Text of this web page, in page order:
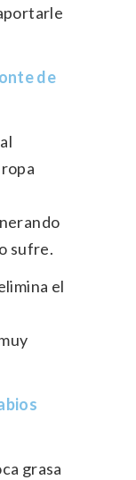
de
sufre.
el
grasa